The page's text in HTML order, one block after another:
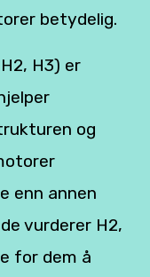
betydelig.
H3) er
og
enn annen
vurderer H2,
for dem å